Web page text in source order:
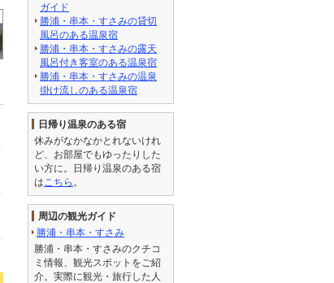
ガイド
勝浦・串本・すさみの貸切
風呂のある温泉宿
勝浦・串本・すさみの露天
風呂付き客室のある温泉宿
勝浦・串本・すさみの温泉
掛け流しのある温泉宿
日帰り温泉のある宿
休みがなかなかとれないけれ
ど、お部屋でもゆったりした
い方に。日帰り温泉のある宿
は こちら 。
周辺の観光ガイド
勝浦・串本・すさみ
勝浦・串本・すさみのクチコ
ミ情報、観光スポットをご紹
介。実際に観光・旅行した人